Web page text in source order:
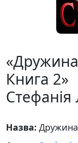
Книга 2»
Стефанія
Назва: Дружина